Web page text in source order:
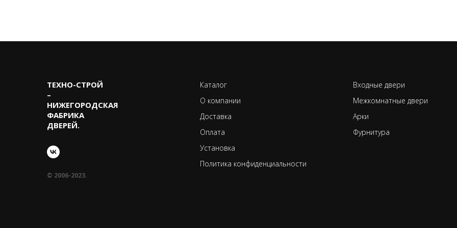
ТЕХНО-CТРОЙ
–
НИЖЕГОРОДСКАЯ
ФАБРИКА
ДВЕРЕЙ.
© 2006-2023.
Каталог
О компании
Доставка
Оплата
Установка
Политика конфиденциальности
Входные двери
Межкомнатные двери
Арки
Фурнитура